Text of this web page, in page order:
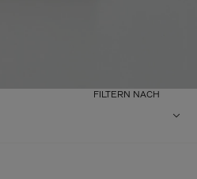
FILTERN NACH